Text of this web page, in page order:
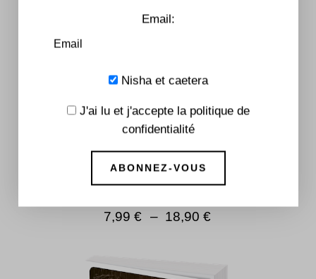
7,99 € – 18,90 €
Email:
Nisha et caetera
J'ai lu et j'accepte la politique de
confidentialité